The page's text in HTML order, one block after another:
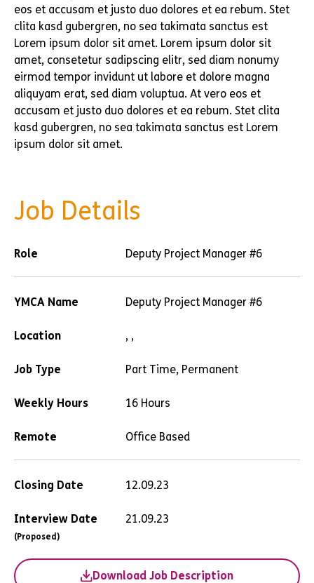
eos et accusam et justo duo dolores et ea rebum. Stet
clita kasd gubergren, no sea takimata sanctus est
Lorem ipsum dolor sit amet. Lorem ipsum dolor sit
amet, consetetur sadipscing elitr, sed diam nonumy
eirmod tempor invidunt ut labore et dolore magna
aliquyam erat, sed diam voluptua. At vero eos et
accusam et justo duo dolores et ea rebum. Stet clita
kasd gubergren, no sea takimata sanctus est Lorem
ipsum dolor sit amet.
Job Details
Role Deputy Project Manager #6
YMCA Name Deputy Project Manager #6
Location , ,
Job Type Part Time, Permanent
Weekly Hours 16 Hours
Remote Office Based
Closing Date 12.09.23
Interview Date
(Proposed)
21.09.23
Download Job Description